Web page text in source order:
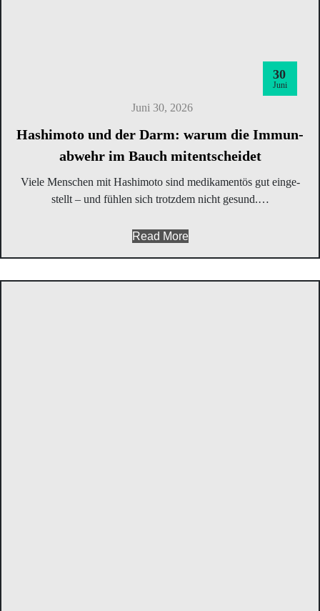
30
Juni
Juni 30, 2026
Hash­i­mo­to und der Darm: war­um die Immun­
ab­wehr im Bauch mitentscheidet
Vie­le Men­schen mit Hash­i­mo­to sind medi­ka­men­tös gut ein­ge­
stellt – und füh­len sich trotz­dem nicht gesund.…
Read More